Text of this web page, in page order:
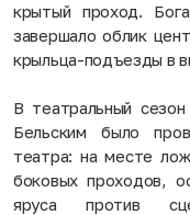
крытый проход.
завершало облик
крыльца-подъезды в
В театральный
Бельским было
театра: на месте
боковых проходов,
яруса против